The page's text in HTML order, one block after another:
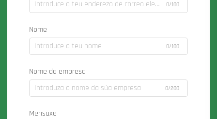
0/100
Nome
0/100
Nome da empresa
0/200
Mensaxe